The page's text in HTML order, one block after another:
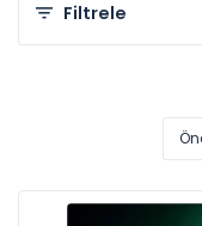
Filtrele
Konulara Göre
Eğitim Bilimleri